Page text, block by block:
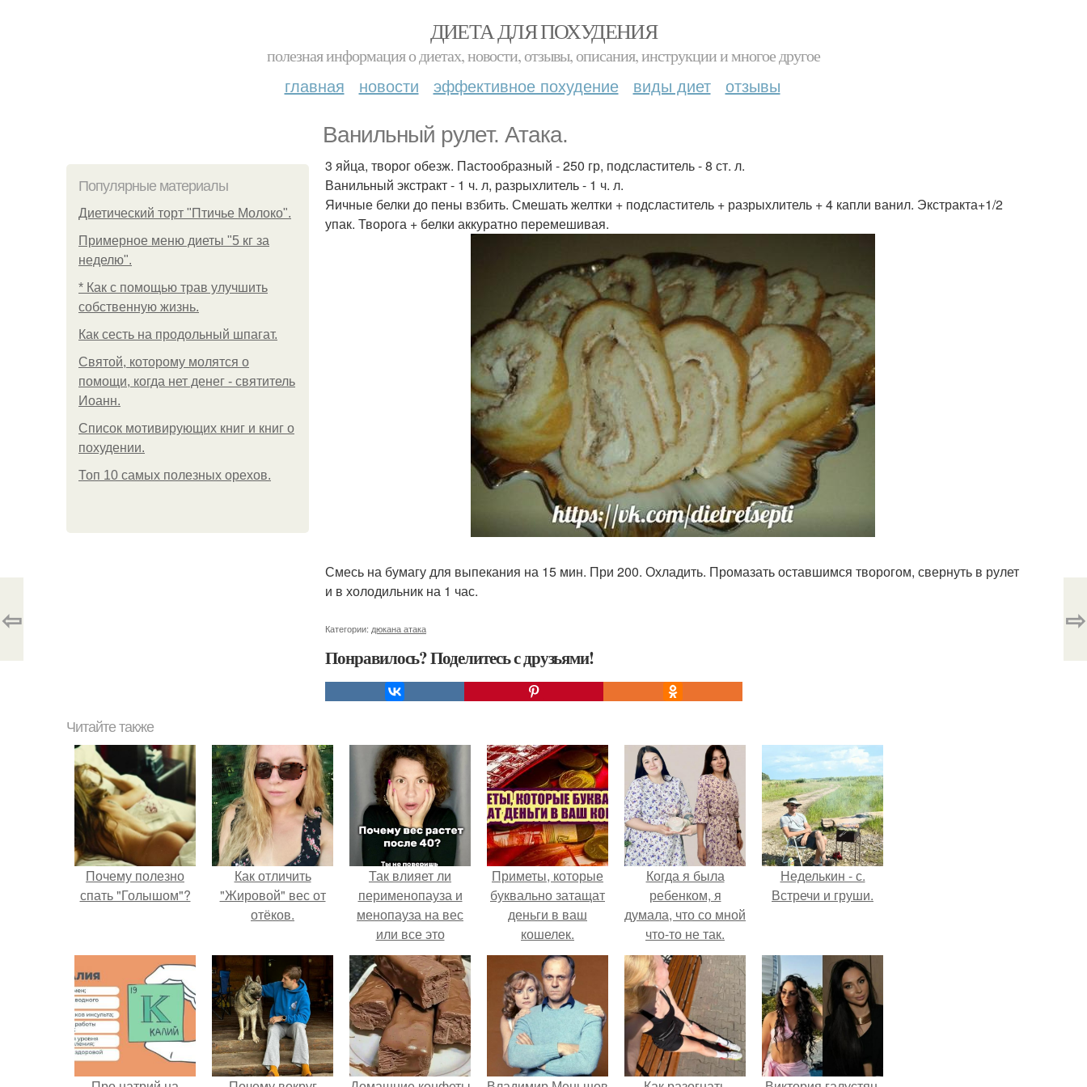
ДИЕТА ДЛЯ ПОХУДЕНИЯ
полезная информация о диетах, новости, отзывы, описания, инструкции и многое другое
главная новости эффективное похудение виды диет отзывы
Ванильный рулет. Атака.
Популярные материалы
Диетический торт "Птичье Молоко".
Примерное меню диеты "5 кг за
неделю".
* Как с помощью трав улучшить
собственную жизнь.
Как сесть на продольный шпагат.
Святой, которому молятся о
помощи, когда нет денег - святитель
Иоанн.
Список мотивирующих книг и книг о
похудении.
Топ 10 самых полезных орехов.
3 яйца, творог обезж. Пастообразный - 250 гр, подсластитель - 8 ст. л.
Ванильный экстракт - 1 ч. л, разрыхлитель - 1 ч. л.
Яичные белки до пены взбить. Смешать желтки + подсластитель + разрыхлитель + 4 капли ванил. Экстракта+1/2
упак. Творога + белки аккуратно перемешивая.
Смесь на бумагу для выпекания на 15 мин. При 200. Охладить. Промазать оставшимся творогом, свернуть в рулет
и в холодильник на 1 час.
Категории: дюкана атака
Понравилось? Поделитесь с друзьями!
⇦ ⇨
Читайте также
Почему полезно
спать "Голышом"?
Как отличить
"Жировой" вес от
отёков.
Так влияет ли
перименопауза и
менопауза на вес
или все это
ерунда?
Приметы, которые
буквально затащат
деньги в ваш
кошелек.
Когда я была
ребенком, я
думала, что со мной
что-то не так.
Неделькин - с.
Встречи и груши.